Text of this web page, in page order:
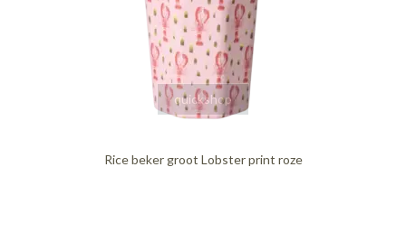
quickshop
Rice beker groot Lobster print roze